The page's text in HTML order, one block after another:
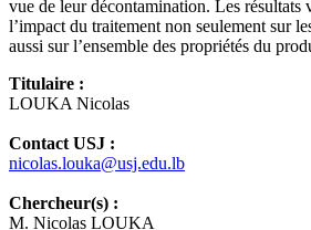
vue de leur décontamination. Les résultats
l’impact du traitement non seulement sur
aussi sur l’ensemble des propriétés du
Titulaire :
LOUKA Nicolas
Contact USJ :
nicolas.louka@usj.edu.lb
Chercheur(s) :
M. Nicolas LOUKA